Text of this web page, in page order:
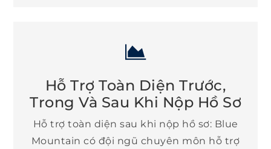
Hỗ Trợ Toàn Diện Trước,
Trong Và Sau Khi Nộp Hồ Sơ
Hỗ trợ toàn diện sau khi nộp hồ sơ: Blue
Mountain có đội ngũ chuyên môn hỗ trợ